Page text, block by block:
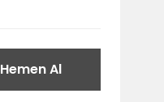
Hemen Al